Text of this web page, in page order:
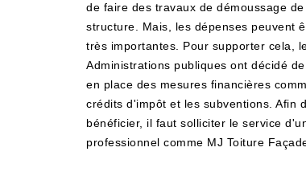
de faire des travaux de démoussage de
structure. Mais, les dépenses peuvent
très importantes. Pour supporter cela,
Administrations publiques ont décidé
en place des mesures financières
crédits d'impôt et les subventions. Afin
bénéficier, il faut solliciter le service
professionnel comme MJ Toiture